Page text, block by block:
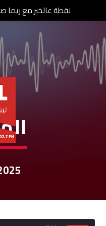
نقطة عالخبر مع ريما